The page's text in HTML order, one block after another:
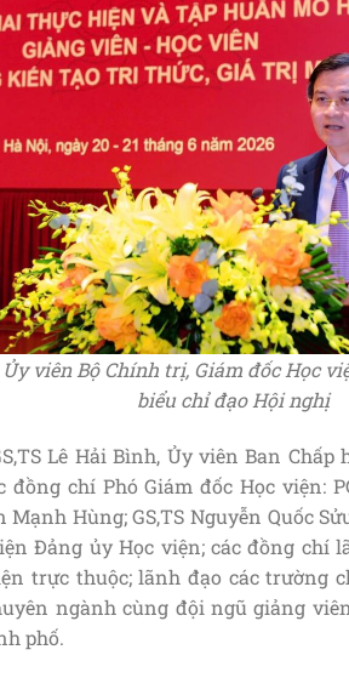
viên Bộ Chính trị, Giám đốc Học
biểu chỉ đạo Hội nghị
Lê Hải Bình, Ủy viên Ban
chí Phó Giám đốc Học viện:
Mạnh Hùng; GS,TS Nguyễn Quốc
Đảng ủy Học viện; các đồng chí
trực thuộc; lãnh đạo các trường
ngành cùng đội ngũ giảng
phố.